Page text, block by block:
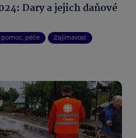
Dary a jejich daňové
pomoc, péče Zajímavost